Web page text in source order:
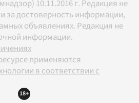
10.11.2016 г. Редакция не
за достоверность информации,
объявлениях. Редакция не
информации.
применяются
в соответствии с
18+